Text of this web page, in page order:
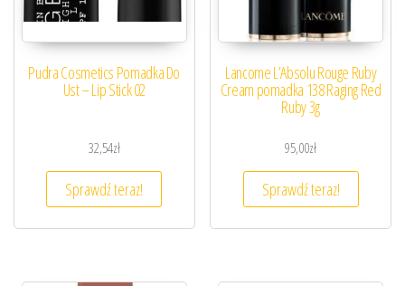
Pudra Cosmetics Pomadka Do
Ust – Lip Stick 02
32,54zł
Sprawdź teraz!
Lancome L’Absolu Rouge Ruby
Cream pomadka 138 Raging Red
Ruby 3g
95,00zł
Sprawdź teraz!